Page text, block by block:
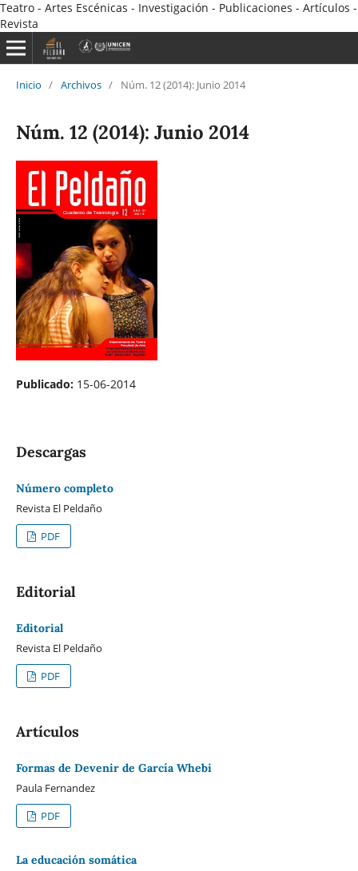
Teatro - Artes Escénicas - Investigación - Publicaciones - Artículos -
Revista
Inicio / Archivos / Núm. 12 (2014): Junio 2014
Núm. 12 (2014): Junio 2014
Publicado: 15-06-2014
Descargas
Número completo
Revista El Peldaño
PDF
Editorial
Editorial
Revista El Peldaño
PDF
Artículos
Formas de Devenir de García Whebi
Paula Fernandez
PDF
La educación somática